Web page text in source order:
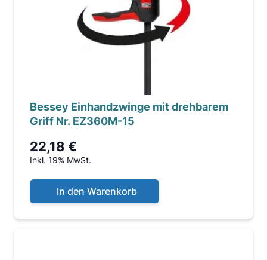
Bessey Einhandzwinge mit drehbarem
Griff Nr. EZ360M-15
22,18 €
Inkl. 19% MwSt.
In den Warenkorb